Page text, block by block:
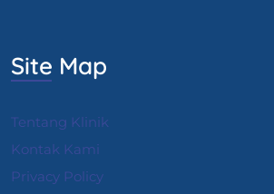
Site Map
Tentang Klinik
Kontak Kami
Privacy Policy